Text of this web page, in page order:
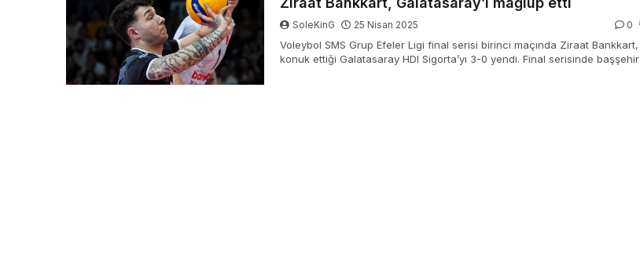
SoleKinG 25 Nisan 2025 0
Voleybol SMS Grup Efeler Ligi final serisi birinci maçında Ziraat Bankkart,
konuk ettiği Galatasaray HDI Sigorta’yı 3-0 yendi. Final serisinde başşehir